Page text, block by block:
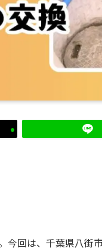
今回は、千葉県八街